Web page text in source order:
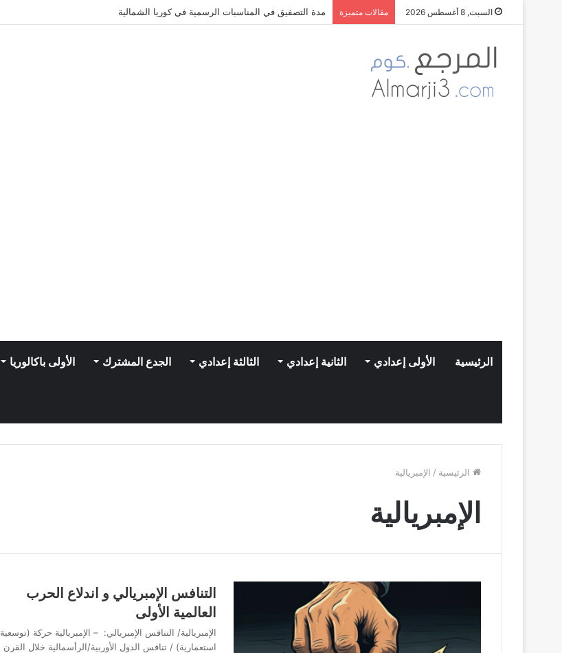
السبت, 8 أغسطس 2026 مقالات متميزة مدة التصفيق في المناسبات الرسمية في كوريا الشمالية
الرئيسية الأولى إعدادي الثانية إعدادي الثالثة إعدادي الجدع المشترك الأولى باكالوريا
الرئيسية / الإمبريالية
الإمبريالية
التنافس الإمبريالي و اندلاع الحرب
العالمية الأولى
الإمبريالية/ التنافس الإمبريالي: – الإمبريالية حركة (توسعية
استعمارية) / تنافس الدول الأوربية/الرأسمالية خلال القرن